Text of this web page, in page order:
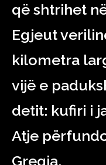
që shtrihet
Egjeut
kilometra
vijë e
detit: kufiri i
Atje
Greqia.